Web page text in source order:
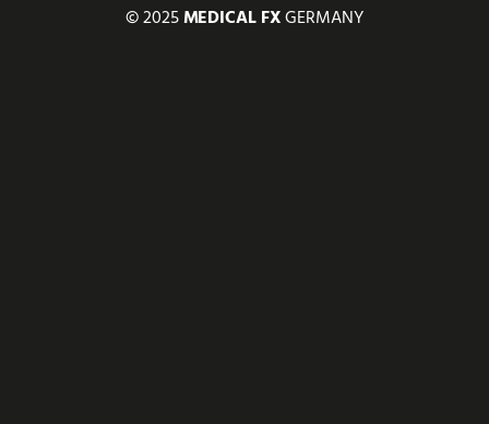
© 2025MEDICAL FXGERMANY